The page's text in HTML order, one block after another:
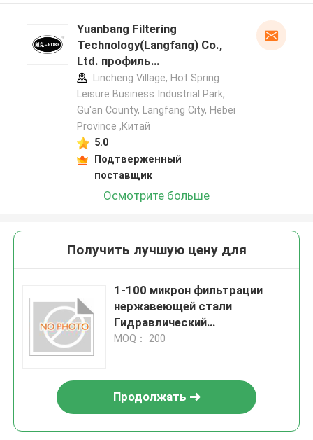
Yuanbang Filtering
Technology(Langfang) Co.,
Ltd. профиль
производителя
Lincheng Village, Hot Spring
Leisure Business Industrial Park,
Gu'an County, Langfang City, Hebei
Province ,Китай
5.0
Подтверженный
поставщик
Осмотрите больше
Получить лучшую цену для
1-100 микрон фильтрации
нержавеющей стали
Гидравлический
фильтрационный элемент для
MOQ： 200
Продолжать